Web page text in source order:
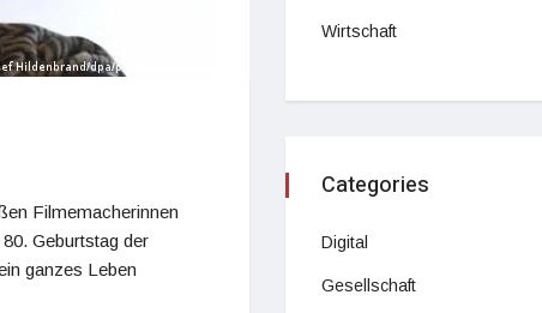
Filmemacherinnen
Geburtstag der
ganzes Leben
Wirtschaft
Categories
Digital
Gesellschaft